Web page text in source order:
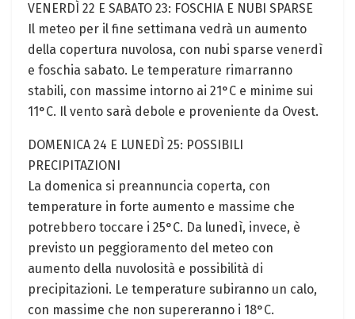
VENERDÌ 22 E SABATO 23: FOSCHIA E NUBI SPARSE
Il meteo per il fine settimana vedrà un aumento
della copertura nuvolosa, con nubi sparse venerdì
e foschia sabato. Le temperature rimarranno
stabili, con massime intorno ai 21°C e minime sui
11°C. Il vento sarà debole e proveniente da Ovest.
DOMENICA 24 E LUNEDÌ 25: POSSIBILI
PRECIPITAZIONI
La domenica si preannuncia coperta, con
temperature in forte aumento e massime che
potrebbero toccare i 25°C. Da lunedì, invece, è
previsto un peggioramento del meteo con
aumento della nuvolosità e possibilità di
precipitazioni. Le temperature subiranno un calo,
con massime che non supereranno i 18°C.